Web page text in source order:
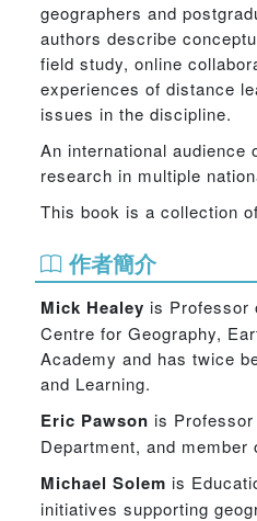
geographers and
authors describe
field study, online
experiences of distance
issues in the discipline.
An international
research in multiple
This book is a collection
作者簡介
Mick Healey is Professor
Centre for Geography,
Academy and has twice
and Learning.
Eric Pawson is
Department, and
Michael Solem is
initiatives supporting